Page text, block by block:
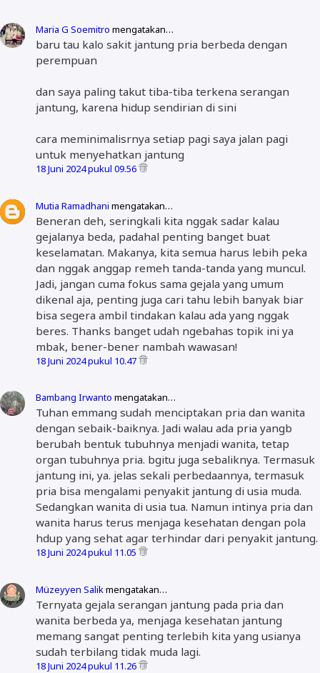
Maria G Soemitro mengatakan…
baru tau kalo sakit jantung pria berbeda dengan
perempuan
dan saya paling takut tiba-tiba terkena serangan
jantung, karena hidup sendirian di sini
cara meminimalisrnya setiap pagi saya jalan pagi
untuk menyehatkan jantung
18 Juni 2024 pukul 09.56
Mutia Ramadhani mengatakan…
Beneran deh, seringkali kita nggak sadar kalau
gejalanya beda, padahal penting banget buat
keselamatan. Makanya, kita semua harus lebih peka
dan nggak anggap remeh tanda-tanda yang muncul.
Jadi, jangan cuma fokus sama gejala yang umum
dikenal aja, penting juga cari tahu lebih banyak biar
bisa segera ambil tindakan kalau ada yang nggak
beres. Thanks banget udah ngebahas topik ini ya
mbak, bener-bener nambah wawasan!
18 Juni 2024 pukul 10.47
Bambang Irwanto mengatakan…
Tuhan emmang sudah menciptakan pria dan wanita
dengan sebaik-baiknya. Jadi walau ada pria yangb
berubah bentuk tubuhnya menjadi wanita, tetap
organ tubuhnya pria. bgitu juga sebaliknya. Termasuk
jantung ini, ya. jelas sekali perbedaannya, termasuk
pria bisa mengalami penyakit jantung di usia muda.
Sedangkan wanita di usia tua. Namun intinya pria dan
wanita harus terus menjaga kesehatan dengan pola
hdup yang sehat agar terhindar dari penyakit jantung.
18 Juni 2024 pukul 11.05
Müzeyyen Salikmengatakan…
Ternyata gejala serangan jantung pada pria dan
wanita berbeda ya, menjaga kesehatan jantung
memang sangat penting terlebih kita yang usianya
sudah terbilang tidak muda lagi.
18 Juni 2024 pukul 11.26